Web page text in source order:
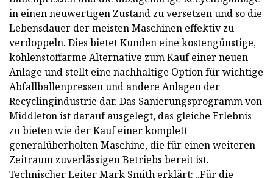
in einen neuwertigen Zustand zu versetzen und so die
Lebensdauer der meisten Maschinen effektiv zu
verdoppeln. Dies bietet Kunden eine kostengünstige,
kohlenstoffarme Alternative zum Kauf einer neuen
Anlage und stellt eine nachhaltige Option für wichtige
Abfallballenpressen und andere Anlagen der
Recyclingindustrie dar. Das Sanierungsprogramm von
Middleton ist darauf ausgelegt, das gleiche Erlebnis
zu bieten wie der Kauf einer komplett
generalüberholten Maschine, die für einen weiteren
Zeitraum zuverlässigen Betriebs bereit ist.
Technischer Leiter Mark Smith erklärt: „Für die